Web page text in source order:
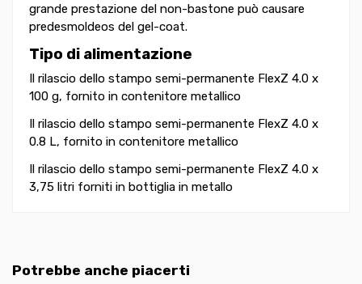
grande prestazione del non-bastone può causare
predesmoldeos del gel-coat.
Tipo di alimentazione
Il rilascio dello stampo semi-permanente FlexZ 4.0 x
100 g, fornito in contenitore metallico
Il rilascio dello stampo semi-permanente FlexZ 4.0 x
0.8 L, fornito in contenitore metallico
Il rilascio dello stampo semi-permanente FlexZ 4.0 x
3,75 litri forniti in bottiglia in metallo
Potrebbe anche piacerti